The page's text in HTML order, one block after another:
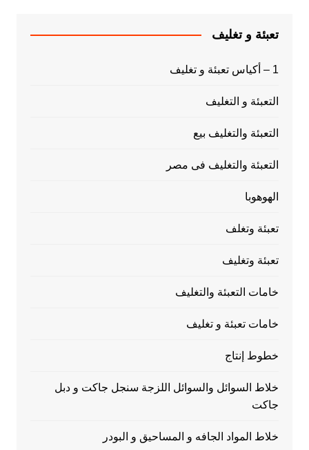
تعبئة و تغليف
1 – أكياس تعبئة و تغليف
التعبئة و التغليف
التعبئة والتغليف بيع
التعبئة والتغليف فى مصر
الهوهوبا
تعبئة وتغلف
تعبئة وتغليف
خامات التعبئة والتغليف
خامات تعبئة و تغليف
خطوط إنتاج
خلاط السوائل والسوائل اللزجة سنجل جاكت و دبل
جاكت
خلاط المواد الجافه و المساحيق و البودر